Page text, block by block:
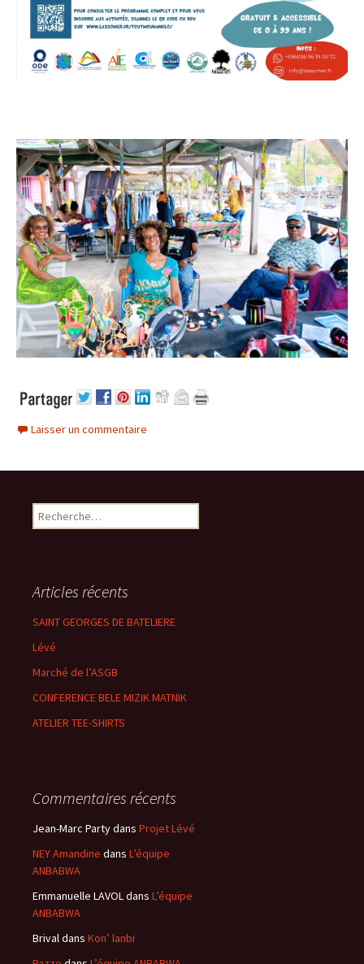
Laisser un commentaire
Rechercher :
Articles récents
SAINT GEORGES DE BATELIERE
Lévé
Marché de l’ASGB
CONFERENCE BELE MIZIK MATNIK
ATELIER TEE-SHIRTS
Commentaires récents
Jean-Marc Partydans Projet Lévé
NEY Amandine dans L’équipe
ANBABWA
Emmanuelle LAVOLdans L’équipe
ANBABWA
Brivaldans Kon’ lanbi